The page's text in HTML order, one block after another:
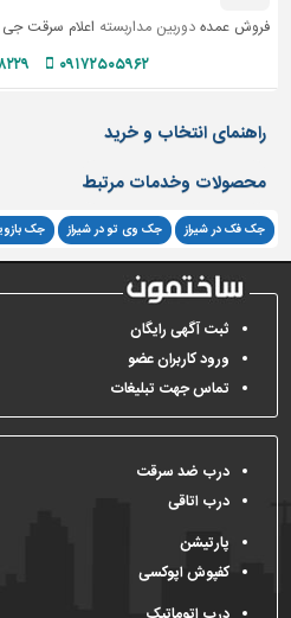
ساخت
تاسیسات
ساختمان
شهرسازی،
ترافیک
و
سازه
فروش عمدهدوربین مداربسته اعلام سرقت
۰۹۱۷۲۵۰۵۹۶۲
راهنمای انتخاب و خرید
محصولات وخدمات مرتبط
جک فک در شیراز جک وی تو در شیراز جک
ثبت آگهی رایگان
ورود کاربران عضو
تماس جهت تبلیغات
درب ضد سرقت
درب اتاقی
پارتیشن
کفپوش اپوکسی